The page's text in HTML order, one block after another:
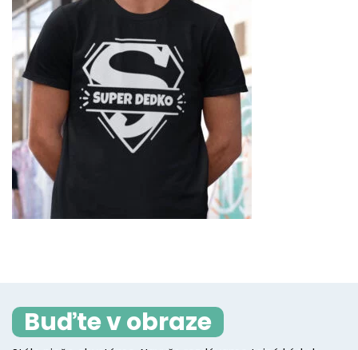
Buďte v obraze